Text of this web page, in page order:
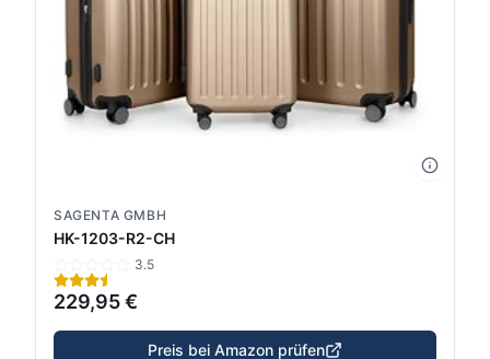
SAGENTA GMBH
HK-1203-R2-CH
3.5
229,95 €
Preis bei Amazon prüfen